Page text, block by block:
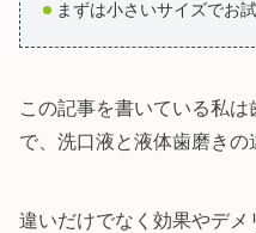
まずは小さいサイズでお
この記事を書いている私
で、洗口液と液体歯磨きの
違いだけでなく効果やデ